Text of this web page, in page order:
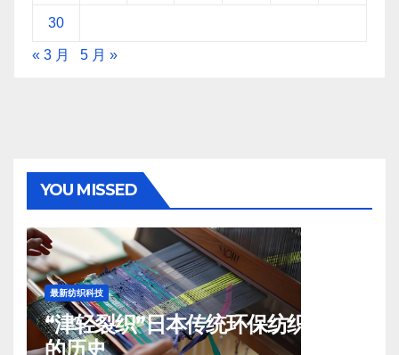
30
« 3 月 5 月 »
YOU MISSED
最新纺织科技
“津轻裂织”日本传统环保纺织工艺
的历史